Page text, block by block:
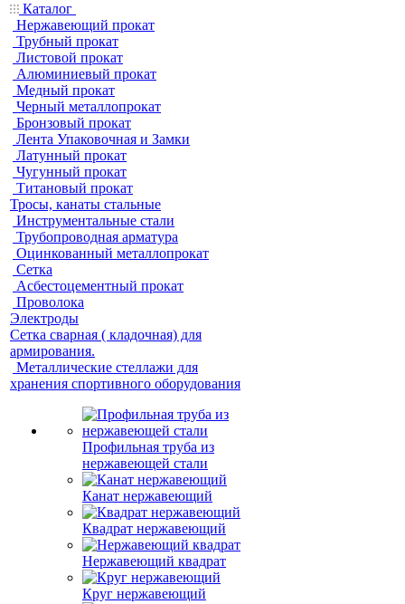
Каталог
Нержавеющий прокат
Трубный прокат
Листовой прокат
Алюминиевый прокат
Медный прокат
Черный металлопрокат
Бронзовый прокат
Лента Упаковочная и Замки
Латунный прокат
Чугунный прокат
Титановый прокат
Тросы, канаты стальные
Инструментальные стали
Трубопроводная арматура
Оцинкованный металлопрокат
Сетка
Асбестоцементный прокат
Проволока
Электроды
Сетка сварная ( кладочная) для
армирования.
Металлические стеллажи для
хранения спортивного оборудования
Профильная труба из
нержавеющей стали
Канат нержавеющий
Квадрат нержавеющий
Нержавеющий квадрат
Круг нержавеющий